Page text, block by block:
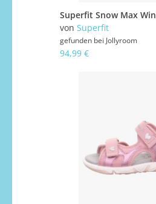
von Superfit
gefunden bei Jollyroom
94,99 €